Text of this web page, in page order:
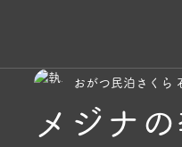
メジナ
おがつ民泊さくら